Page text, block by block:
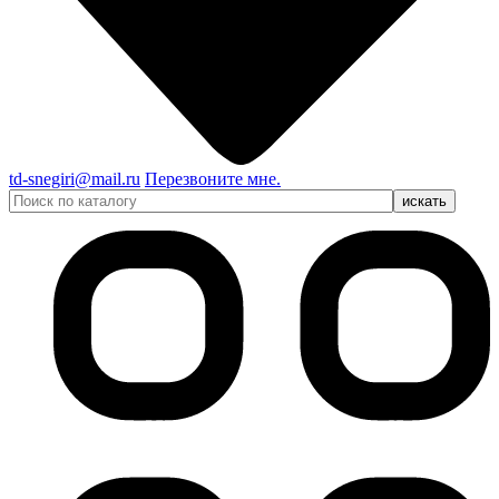
td-snegiri@mail.ru Перезвоните мне.